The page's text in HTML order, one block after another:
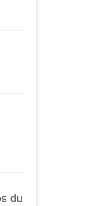
du